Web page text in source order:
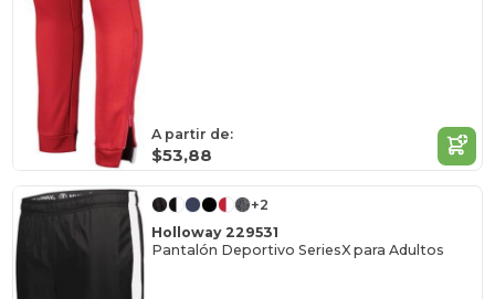
A partir de:
$53,88
+2
Holloway 229531
Pantalón Deportivo SeriesX para Adultos